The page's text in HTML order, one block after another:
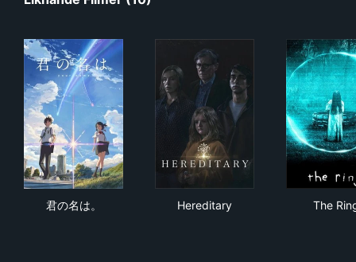
君の名は。 Hereditary The